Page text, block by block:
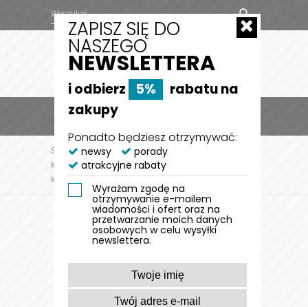
MENU
STRONA GŁÓWNA DLA KOTA
KOTA
ZABAWKI DLA KOTA
KONG TEASER FEATHER
ZAPISZ SIĘ DO
NASZEGO
NEWSLETTERA
i odbierz 5%
rabatu na
zakupy
Ponadto będziesz otrzymywać:
newsy
porady
atrakcyjne rabaty
Wyrażam zgodę na
otrzymywanie e-mailem
wiadomości i ofert oraz na
przetwarzanie moich danych
osobowych w celu wysyłki
newslettera.